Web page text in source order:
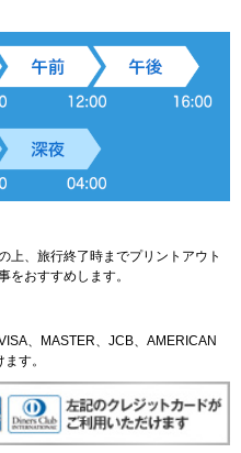
上、旅行終了時までプリントアウト
をおすすめします。
、MASTER、JCB、AMERICAN
す。